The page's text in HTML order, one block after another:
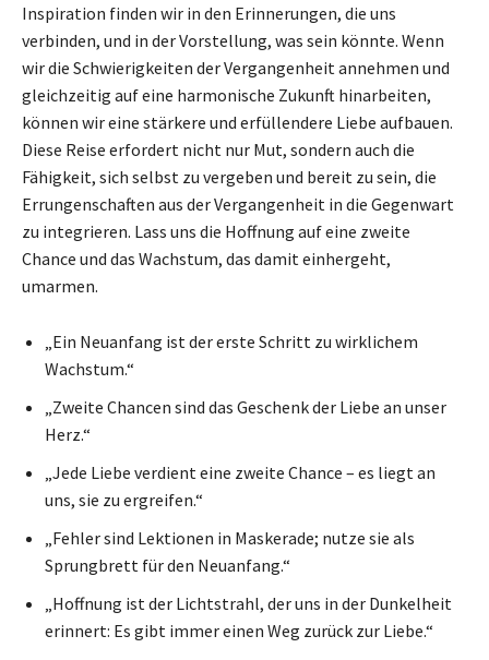
Inspiration finden wir in den Erinnerungen, die uns
verbinden, und in der Vorstellung, was sein könnte. Wenn
wir die Schwierigkeiten der Vergangenheit annehmen und
gleichzeitig auf eine harmonische Zukunft hinarbeiten,
können wir eine stärkere und erfüllendere Liebe aufbauen.
Diese Reise erfordert nicht nur Mut, sondern auch die
Fähigkeit, sich selbst zu vergeben und bereit zu sein, die
Errungenschaften aus der Vergangenheit in die Gegenwart
zu integrieren. Lass uns die Hoffnung auf eine zweite
Chance und das Wachstum, das damit einhergeht,
umarmen.
„Ein Neuanfang ist der erste Schritt zu wirklichem
Wachstum.“
„Zweite Chancen sind das Geschenk der Liebe an unser
Herz.“
„Jede Liebe verdient eine zweite Chance – es liegt an
uns, sie zu ergreifen.“
„Fehler sind Lektionen in Maskerade; nutze sie als
Sprungbrett für den Neuanfang.“
„Hoffnung ist der Lichtstrahl, der uns in der Dunkelheit
erinnert: Es gibt immer einen Weg zurück zur Liebe.“